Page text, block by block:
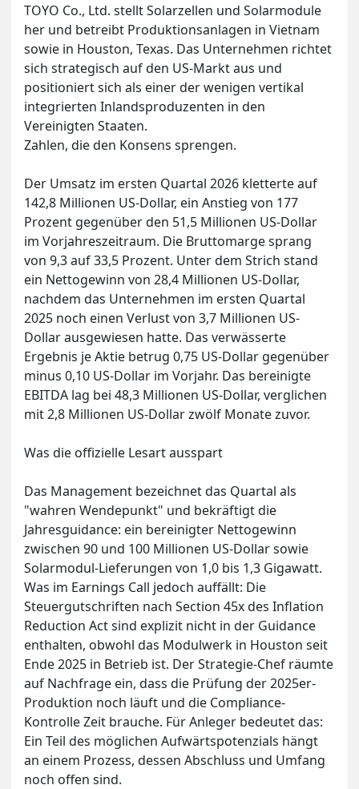
TOYO Co., Ltd. stellt Solarzellen und Solarmodule
her und betreibt Produktionsanlagen in Vietnam
sowie in Houston, Texas. Das Unternehmen richtet
sich strategisch auf den US-Markt aus und
positioniert sich als einer der wenigen vertikal
integrierten Inlandsproduzenten in den
Vereinigten Staaten.
Zahlen, die den Konsens sprengen.
Der Umsatz im ersten Quartal 2026 kletterte auf
142,8 Millionen US-Dollar, ein Anstieg von 177
Prozent gegenüber den 51,5 Millionen US-Dollar
im Vorjahreszeitraum. Die Bruttomarge sprang
von 9,3 auf 33,5 Prozent. Unter dem Strich stand
ein Nettogewinn von 28,4 Millionen US-Dollar,
nachdem das Unternehmen im ersten Quartal
2025 noch einen Verlust von 3,7 Millionen US-
Dollar ausgewiesen hatte. Das verwässerte
Ergebnis je Aktie betrug 0,75 US-Dollar gegenüber
minus 0,10 US-Dollar im Vorjahr. Das bereinigte
EBITDA lag bei 48,3 Millionen US-Dollar, verglichen
mit 2,8 Millionen US-Dollar zwölf Monate zuvor.
Was die offizielle Lesart ausspart
Das Management bezeichnet das Quartal als
"wahren Wendepunkt" und bekräftigt die
Jahresguidance: ein bereinigter Nettogewinn
zwischen 90 und 100 Millionen US-Dollar sowie
Solarmodul-Lieferungen von 1,0 bis 1,3 Gigawatt.
Was im Earnings Call jedoch auffällt: Die
Steuergutschriften nach Section 45x des Inflation
Reduction Act sind explizit nicht in der Guidance
enthalten, obwohl das Modulwerk in Houston seit
Ende 2025 in Betrieb ist. Der Strategie-Chef räumte
auf Nachfrage ein, dass die Prüfung der 2025er-
Produktion noch läuft und die Compliance-
Kontrolle Zeit brauche. Für Anleger bedeutet das:
Ein Teil des möglichen Aufwärtspotenzials hängt
an einem Prozess, dessen Abschluss und Umfang
noch offen sind.